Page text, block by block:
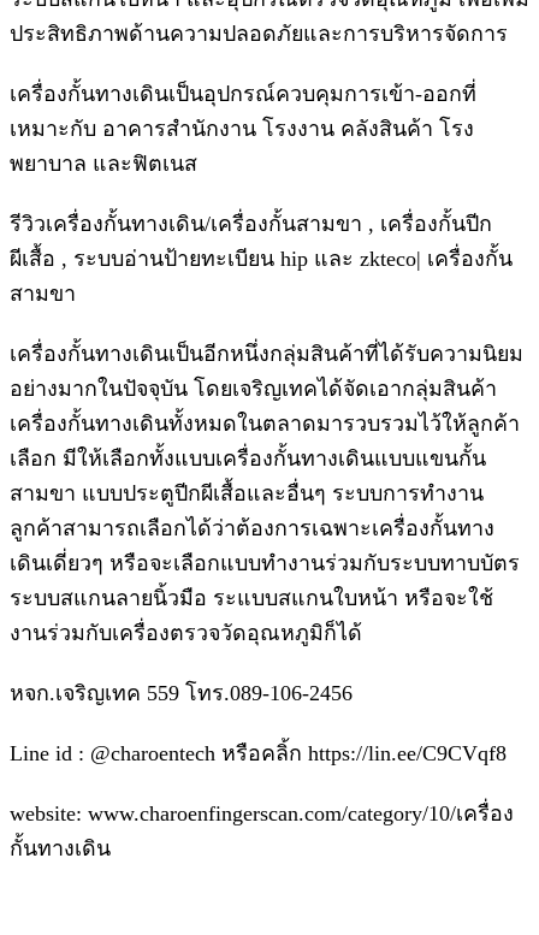
ประสิทธิภาพด้านความปลอดภัยและการบริหารจัดการ
เครื่องกั้นทางเดินเป็นอุปกรณ์ควบคุมการเข้า-ออกที่
เหมาะกับ อาคารสำนักงาน โรงงาน คลังสินค้า โรง
พยาบาล และฟิตเนส
รีวิวเครื่องกั้นทางเดิน/เครื่องกั้นสามขา , เครื่องกั้นปีก
ผีเสื้อ , ระบบอ่านป้ายทะเบียน hip และ zkteco| เครื่องกั้น
สามขา
เครื่องกั้นทางเดินเป็นอีกหนึ่งกลุ่มสินค้าที่ได้รับความนิยม
อย่างมากในปัจจุบัน โดยเจริญเทคได้จัดเอากลุ่มสินค้า
เครื่องกั้นทางเดินทั้งหมดในตลาดมารวบรวมไว้ให้ลูกค้า
เลือก มีให้เลือกทั้งแบบเครื่องกั้นทางเดินแบบแขนกั้น
สามขา แบบประตูปีกผีเสื้อและอื่นๆ ระบบการทำงาน
ลูกค้าสามารถเลือกได้ว่าต้องการเฉพาะเครื่องกั้นทาง
เดินเดี่ยวๆ หรือจะเลือกแบบทำงานร่วมกับระบบทาบบัตร
ระบบสแกนลายนิ้วมือ ระแบบสแกนใบหน้า หรือจะใช้
งานร่วมกับเครื่องตรวจวัดอุณหภูมิก็ได้
หจก.เจริญเทค 559 โทร.089-106-2456
Line id : @charoentech หรือคลิ้ก https://lin.ee/C9CVqf8
website: www.charoenfingerscan.com/category/10/เครื่อง
กั้นทางเดิน